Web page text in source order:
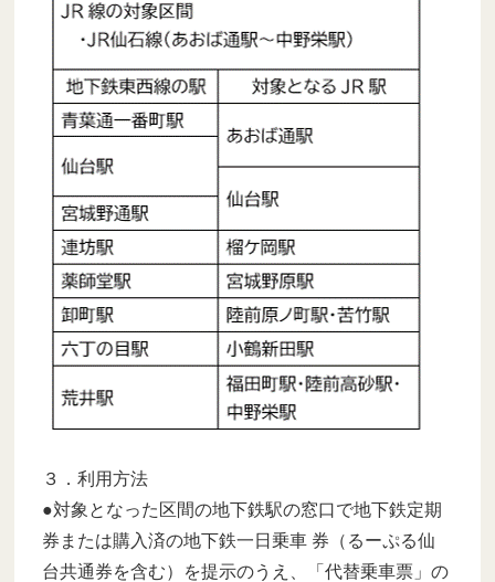
３．利用方法
●対象となった区間の地下鉄駅の窓口で地下鉄定期
券または購入済の地下鉄一日乗車 券（るーぷる仙
台共通券を含む）を提示のうえ、「代替乗車票」の